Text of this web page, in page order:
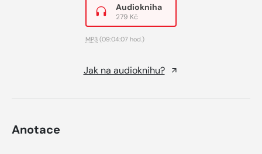
Audiokniha
279 Kč
MP3 (09:04:07 hod.)
Jak na audioknihu?
Anotace